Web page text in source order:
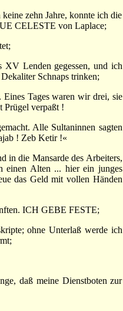
zehn Jahre, konnte ich die
CELESTE von Laplace;
XV Lenden gegessen, und ich
Schnaps trinken;
Tages waren wir drei, sie
Prügel verpaßt !
Alle Sultaninnen sagten
! Zeb Ketir !«
in die Mansarde des Arbeiters,
einen Alten ... hier ein junges
das Geld mit vollen Händen
ICH GEBE FESTE;
ohne Unterlaß werde ich
daß meine Dienstboten zur